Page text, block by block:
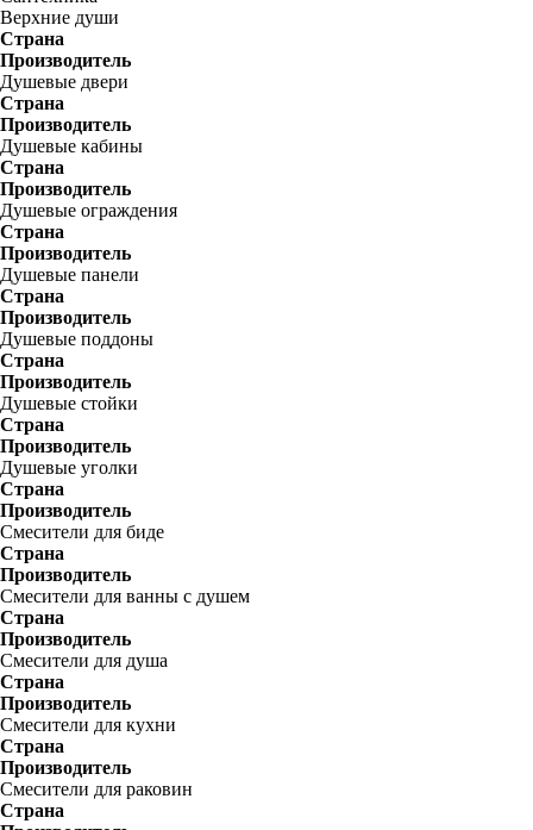
Верхние души
Страна
Производитель
Душевые двери
Страна
Производитель
Душевые кабины
Страна
Производитель
Душевые ограждения
Страна
Производитель
Душевые панели
Страна
Производитель
Душевые поддоны
Страна
Производитель
Душевые стойки
Страна
Производитель
Душевые уголки
Страна
Производитель
Смесители для биде
Страна
Производитель
Смесители для ванны с душем
Страна
Производитель
Смесители для душа
Страна
Производитель
Смесители для кухни
Страна
Производитель
Смесители для раковин
Страна